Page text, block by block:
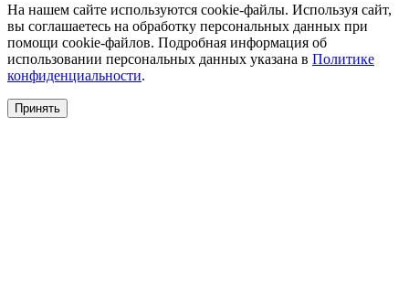
На нашем сайте используются cookie-файлы. Используя сайт,
вы соглашаетесь на обработку персональных данных при
помощи cookie-файлов. Подробная информация об
использовании персональных данных указана в Политике
конфиденциальности.
Принять